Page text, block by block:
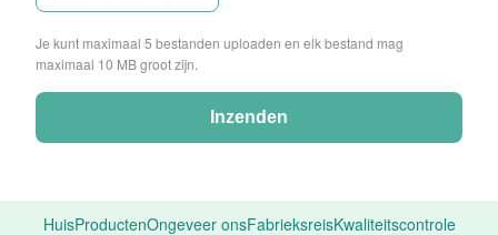
Je kunt maximaal 5 bestanden uploaden en elk bestand mag
maximaal 10 MB groot zijn.
Inzenden
HuisProductenOngeveer onsFabrieksreisKwaliteitscontrole